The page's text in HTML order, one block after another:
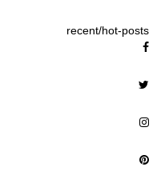
recent/hot-posts